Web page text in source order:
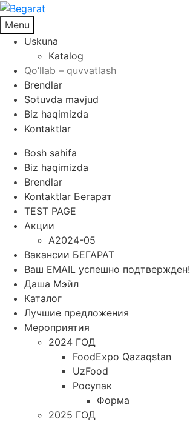
Menu
Uskuna
Katalog
Qo’llab – quvvatlash
Brendlar
Sotuvda mavjud
Biz haqimizda
Kontaktlar
Bosh sahifa
Biz haqimizda
Brendlar
Kontaktlar Бегарат
TEST PAGE
Акции
A2024-05
Вакансии БЕГАРАТ
Ваш EMAIL успешно подтвержден!
Даша Мэйл
Каталог
Лучшие предложения
Мероприятия
2024 ГОД
FoodExpo Qazaqstan
UzFood
Росупак
Форма
2025 ГОД